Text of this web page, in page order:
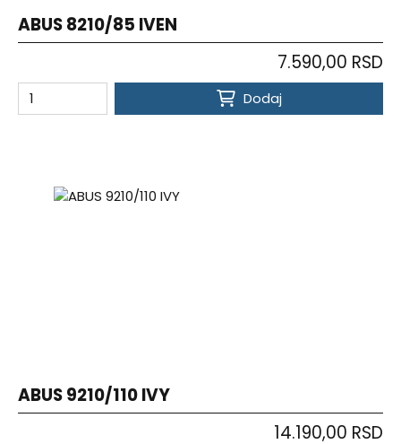
ABUS 8210/85 IVEN
7.590,00 RSD
Dodaj
ABUS 9210/110 IVY
14.190,00 RSD